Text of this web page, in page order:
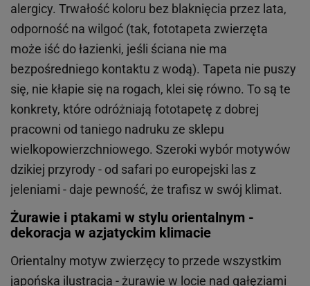
alergicy. Trwałość koloru bez blaknięcia przez lata,
odporność na wilgoć (tak, fototapeta zwierzęta
może iść do łazienki, jeśli ściana nie ma
bezpośredniego kontaktu z wodą). Tapeta nie puszy
się, nie kłapie się na rogach, klei się równo. To są te
konkrety, które odróżniają fototapetę z dobrej
pracowni od taniego nadruku ze sklepu
wielkopowierzchniowego. Szeroki wybór motywów
dzikiej przyrody - od safari po europejski las z
jeleniami - daje pewność, że trafisz w swój klimat.
Żurawie i ptakami w stylu orientalnym -
dekoracja w azjatyckim klimacie
Orientalny motyw zwierzęcy to przede wszystkim
japońska ilustracja - żurawie w locie nad gałęziami